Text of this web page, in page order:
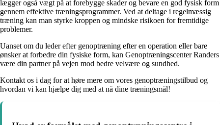
lægger også vægt på at forebygge skader og bevare en god fysisk form
gennem effektive træningsprogrammer. Ved at deltage i regelmæssig
træning kan man styrke kroppen og mindske risikoen for fremtidige
problemer.
Uanset om du leder efter genoptræning efter en operation eller bare
ønsker at forbedre din fysiske form, kan Genoptræningscenter Randers
være din partner på vejen mod bedre velvære og sundhed.
Kontakt os i dag for at høre mere om vores genoptræningstilbud og
hvordan vi kan hjælpe dig med at nå dine træningsmål!